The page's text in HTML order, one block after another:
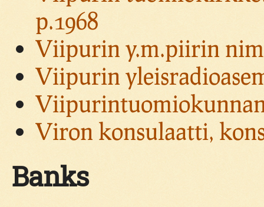
p.1968
Viipurin y.m.piirin
Viipurin
Viron konsulaatti,
Banks